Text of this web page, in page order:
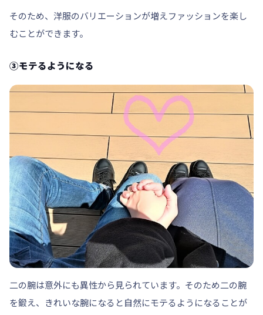
そのため、洋服のバリエーションが増えファッションを楽し
むことができます。
③モテるようになる
二の腕は意外にも異性から見られています。 そのため二の腕
を鍛え、きれいな腕になると自然にモテるようになることが